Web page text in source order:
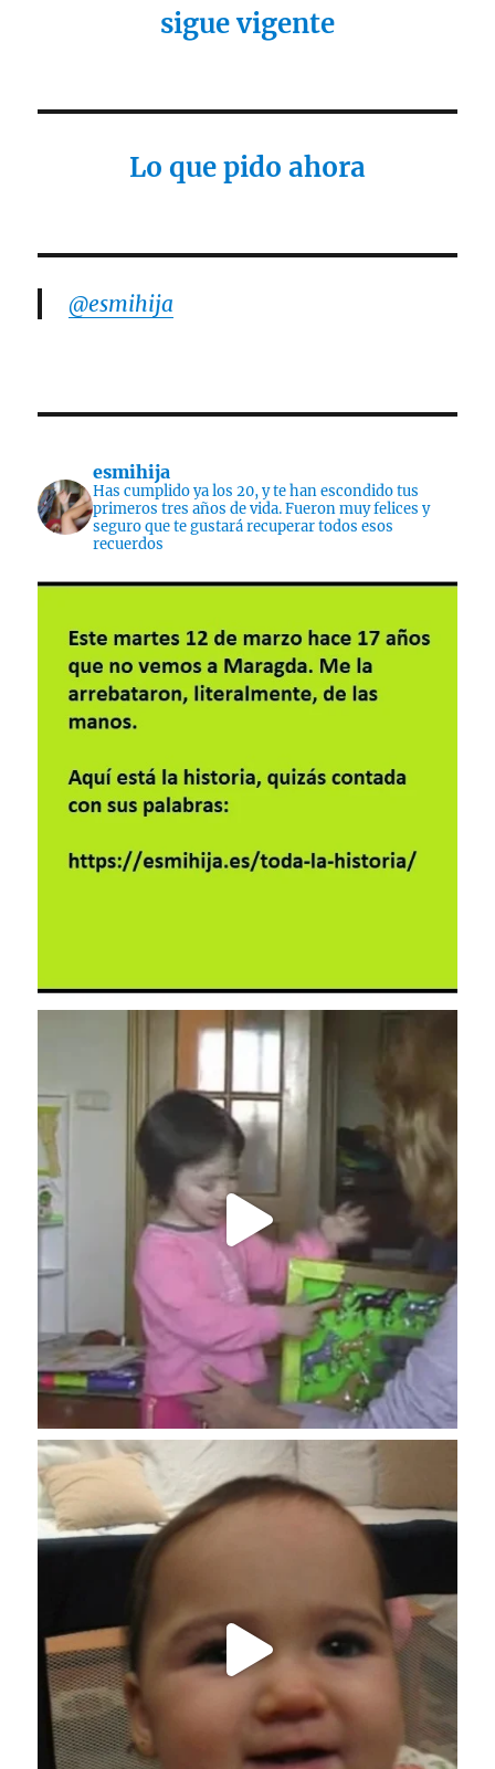
sigue vigente
Lo que pido ahora
@esmihija
esmihija
Has cumplido ya los 20, y te han escondido tus
primeros tres años de vida. Fueron muy felices y
seguro que te gustará recuperar todos esos
recuerdos